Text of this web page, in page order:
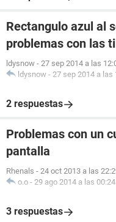
Rectangulo azul al
problemas con las
ldysnow - 27 sep 2014 a las
ldysnow - 27 sep 2014 a las
2 respuestas
Problemas con un
pantalla
Rhenals - 24 oct 2013 a las
o.o - 29 ago 2014 a las 00:24
3 respuestas